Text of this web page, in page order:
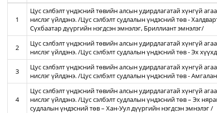
1
Цус сэлбэлт үндэсний төвийн алсын удирдлагатай хүнгүй
нислэг үйлдэнэ. /Цус сэлбэлт судлалын үндэсний төв -
Сүхбаатар дүүргийн нэгдсэн эмнэлэг, Бриллиант эмнэлэг/
2
Цус сэлбэлт үндэсний төвийн алсын удирдлагатай хүнгүй
нислэг үйлдэнэ. /Цус сэлбэлт судлалын үндэсний төв - Эх
3
Цус сэлбэлт үндэсний төвийн алсын удирдлагатай хүнгүй
нислэг үйлдэнэ. /Цус сэлбэлт судлалын үндэсний төв -
4
Цус сэлбэлт үндэсний төвийн алсын удирдлагатай хүнгүй
нислэг үйлдэнэ. /Цус сэлбэлт судлалын үндэсний төв – Эх
судлалын үндэсний төв – Хан-Уул дүүргийн нэгдсэн эмнэлэг /